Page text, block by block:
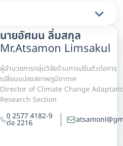
นายอัศมน ลิ่มสกุล
Mr.Atsamon Limsakul
ผู้อำนวยการกลุ่มวิจัยด้านการปรับตัวต่อการ
เปลี่ยนแปลงสภาพภูมิอากาศ
Director of Climate Change
Research Section
0 2577 4182-9
ต่อ 2216